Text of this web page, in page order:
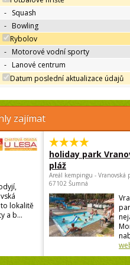
- Squash
- Bowling
Rybolov
- Motorové vodní sporty
- Lanové centrum
Datum poslední aktualizace údajů
zajímat
lokalitě
a b...
holiday park
pláž
Areál kempingu - Vranovská
67102 Šumná